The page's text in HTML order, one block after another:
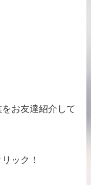
お友達紹介して
ック！